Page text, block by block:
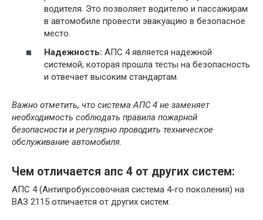
водителя. Это позволяет водителю и пассажирам
в автомобиле провести эвакуацию в безопасное
место.
Надежность: АПС 4 является надежной
системой, которая прошла тесты на безопасность
и отвечает высоким стандартам.
Важно отметить, что система АПС 4 не заменяет
необходимость соблюдать правила пожарной
безопасности и регулярно проводить техническое
обслуживание автомобиля.
Чем отличается апс 4 от других систем:
АПС 4 (Антипробуксовочная система 4-го поколения) на
ВАЗ 2115 отличается от других систем: